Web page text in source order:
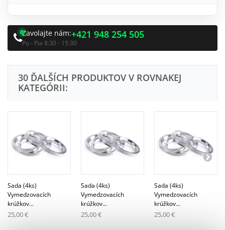
Zavolajte nám:+421 948 254 505
Po - Pia 8:30 - 15:30
30 ĎALŠÍCH PRODUKTOV V ROVNAKEJ
KATEGÓRII:
Sada (4ks)
Vymedzovacích
krúžkov...
25,00 €
Sada (4ks)
Vymedzovacích
krúžkov...
25,00 €
Sada (4ks)
Vymedzovacích
krúžkov...
25,00 €